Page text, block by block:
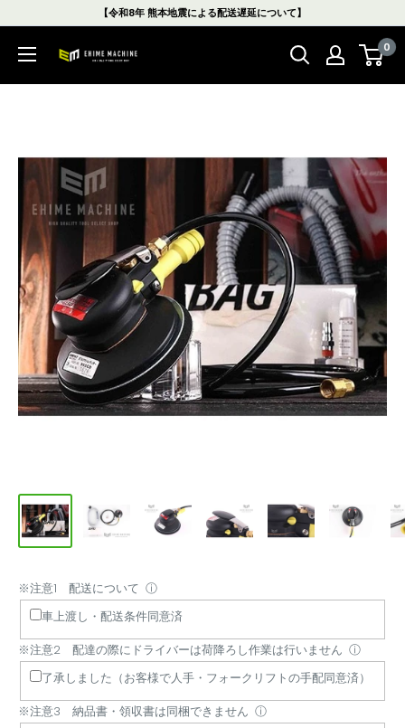
ン
【令和8年 熊本地震による配送遅延について】
エ
ン
本
店
0
※注意1 配送について ⓘ
※
注
1
配
送
に
車上渡し・配送条件同意済
※注意2 配達の際にドライバーは荷降ろし作業は行いません ⓘ
※
注
2
配
達
の
了承しました（お客様で人手・フォークリフトの手配同意済）
※注意3 納品書・領収書は同梱できません ⓘ
※
注
3
納
品
書・
※
注
4
商
品
の
※
注
5
商
品
代
※
注
6
他
商
品
※
注
7
配
達
日